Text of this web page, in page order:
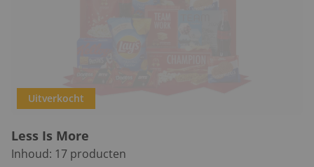
Uitverkocht
Less Is More
Inhoud: 17 producten